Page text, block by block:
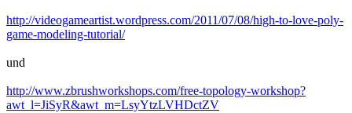
http://videogameartist.wordpress.com/2011/07/08/high-to-love-poly-
game-modeling-tutorial/
und
http://www.zbrushworkshops.com/free-topology-workshop?
awt_l=JiSyR&awt_m=LsyYtzLVHDctZV